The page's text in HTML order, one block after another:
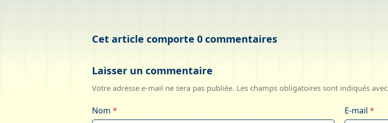
Cet article comporte 0 commentaires
Laisser un commentaire
Votre adresse e-mail ne sera pas publiée. Les champs obligatoires sont indiqués avec
Nom * E-mail *